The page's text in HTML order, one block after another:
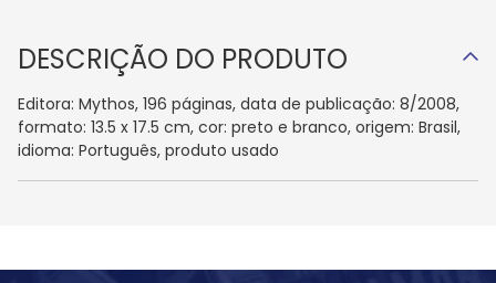
DESCRIÇÃO DO PRODUTO
Editora: Mythos, 196 páginas, data de publicação: 8/2008,
formato: 13.5 x 17.5 cm, cor: preto e branco, origem: Brasil,
idioma: Português, produto usado